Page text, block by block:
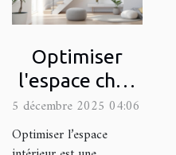
Optimiser
l'espace chez
soi : est-ce
possible avec
5 décembre 2025 04:06
Optimiser l’espace